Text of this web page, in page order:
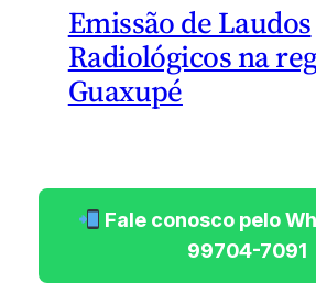
Emissão de Laudos
Radiológicos na
Guaxupé
Fale conosco pelo
99704-7091